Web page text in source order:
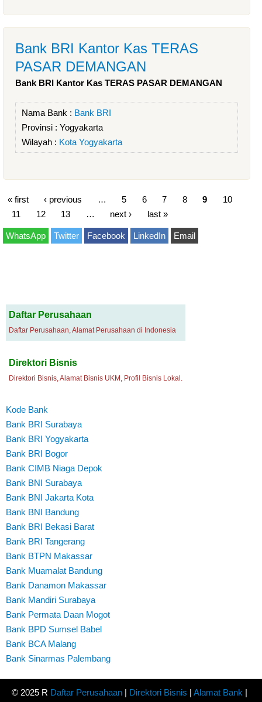
Bank BRI Kantor Kas TERAS
PASAR DEMANGAN
Bank BRI Kantor Kas TERAS PASAR DEMANGAN
Nama Bank : Bank BRI
Provinsi : Yogyakarta
Wilayah : Kota Yogyakarta
« first ‹ previous 5 6 7 8 9
10
11
12 13 next › last »
WhatsApp Twitter Facebook LinkedIn Email
Daftar Perusahaan
Daftar Perusahaan, Alamat Perusahaan di Indonesia
Direktori Bisnis
Direktori Bisnis, Alamat Bisnis UKM, Profil Bisnis Lokal.
Kode Bank
Bank BRI Surabaya
Bank BRI Yogyakarta
Bank BRI Bogor
Bank CIMB Niaga Depok
Bank BNI Surabaya
Bank BNI Jakarta Kota
Bank BNI Bandung
Bank BRI Bekasi Barat
Bank BRI Tangerang
Bank BTPN Makassar
Bank Muamalat Bandung
Bank Danamon Makassar
Bank Mandiri Surabaya
Bank Permata Daan Mogot
Bank BPD Sumsel Babel
Bank BCA Malang
Bank Sinarmas Palembang
© 2025 R Daftar Perusahaan | Direktori Bisnis | Alamat Bank |